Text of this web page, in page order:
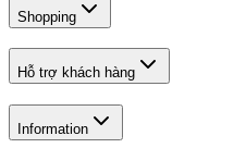
Shopping
Hỗ trợ khách hàng
Information